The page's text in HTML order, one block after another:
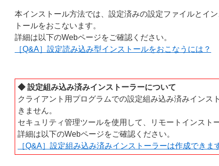
本インストール方法では、設定済みの設定ファイルとイ
トールをおこないます。
詳細は以下のWebページをご確認ください。
［Q&A］設定読み込み型インストールをおこなうには？
◆ 設定組み込み済みインストーラーについて
クライアント用プログラムでの設定組み込み済みイン
きません。
セキュリティ管理ツールを使用して、リモートインスト
詳細は以下のWebページをご確認ください。
［Q&A］設定組み込み済みインストーラーは作成できま